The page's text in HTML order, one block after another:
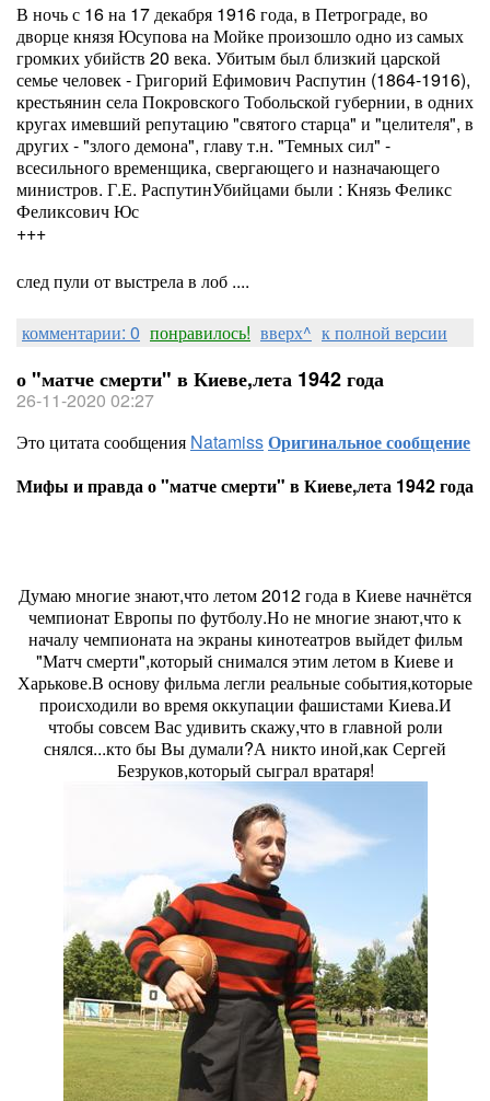
В ночь с 16 на 17 декабря 1916 года, в Петрограде, во
дворце князя Юсупова на Мойке произошло одно из самых
громких убийств 20 века. Убитым был близкий царской
семье человек - Григорий Ефимович Распутин (1864-1916),
крестьянин села Покровского Тобольской губернии, в одних
кругах имевший репутацию "святого старца" и "целителя", в
других - "злого демона", главу т.н. "Темных сил" -
всесильного временщика, свергающего и назначающего
министров. Г.Е. РаспутинУбийцами были : Князь Феликс
Феликсович Юс
+++
след пули от выстрела в лоб ....
комментарии: 0 понравилось! вверх^ к полной версии
о "матче смерти" в Киеве,лета 1942 года
26-11-2020 02:27
Это цитата сообщения NatamissОригинальное сообщение
Мифы и правда о "матче смерти" в Киеве,лета 1942 года
Думаю многие знают,что летом 2012 года в Киеве начнётся
чемпионат Европы по футболу.Но не многие знают,что к
началу чемпионата на экраны кинотеатров выйдет фильм
"Матч смерти",который снимался этим летом в Киеве и
Харькове.В основу фильма легли реальные события,которые
происходили во время оккупации фашистами Киева.И
чтобы совсем Вас удивить скажу,что в главной роли
снялся...кто бы Вы думали?А никто иной,как Сергей
Безруков,который сыграл вратаря!